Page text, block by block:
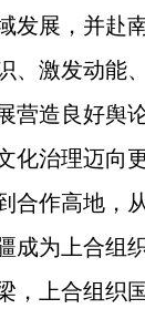
发展，并赴
、激发动能
营造良好舆
化治理迈向
合作高地，
成为上合组
，上合组织